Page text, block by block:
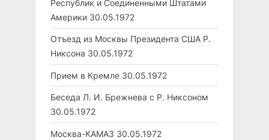
Республик и Соединенными Штатами
Америки 30.05.1972
Отъезд из Москвы Президента США Р.
Никсона 30.05.1972
Прием в Кремле 30.05.1972
Беседа Л. И. Брежнева с Р. Никсоном
30.05.1972
Москва-КАМАЗ 30.05.1972